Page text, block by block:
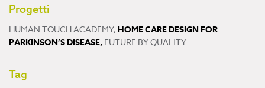
Progetti
HUMAN TOUCH ACADEMY, HOME CARE DESIGN FOR
PARKINSON’S DISEASE, FUTURE BY QUALITY
Tag